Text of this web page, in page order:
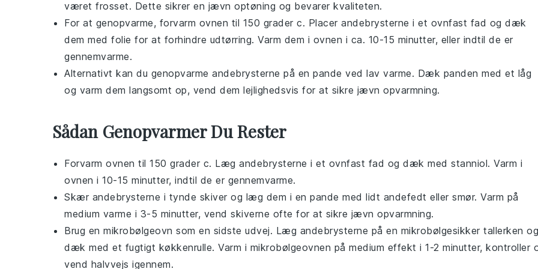
været frosset. Dette sikrer en jævn optøning og bevarer kvaliteten.
For at genopvarme, forvarm ovnen til 150 grader c. Placer andebrysterne i et ovnfast fad og dæk
dem med folie for at forhindre udtørring. Varm dem i ovnen i ca. 10-15 minutter, eller indtil de er
gennemvarme.
Alternativt kan du genopvarme andebrysterne på en pande ved lav varme. Dæk panden med et låg
og varm dem langsomt op, vend dem lejlighedsvis for at sikre jævn opvarmning.
Sådan Genopvarmer Du Rester
Forvarm ovnen til 150 grader c. Læg andebrysterne i et ovnfast fad og dæk med stanniol. Varm i
ovnen i 10-15 minutter, indtil de er gennemvarme.
Skær andebrysterne i tynde skiver og læg dem i en pande med lidt andefedt eller smør. Varm på
medium varme i 3-5 minutter, vend skiverne ofte for at sikre jævn opvarmning.
Brug en mikrobølgeovn som en sidste udvej. Læg andebrysterne på en mikrobølgesikker tallerken og
dæk med et fugtigt køkkenrulle. Varm i mikrobølgeovnen på medium effekt i 1-2 minutter, kontroller
vend halvvejs igennem.